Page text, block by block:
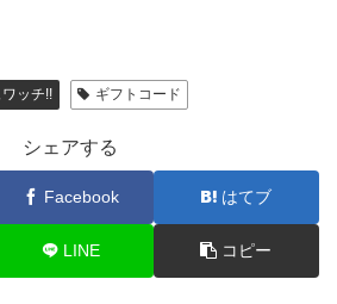
ッチ!! ギフトコード
シェアする
Facebook はてブ
LINE コピー